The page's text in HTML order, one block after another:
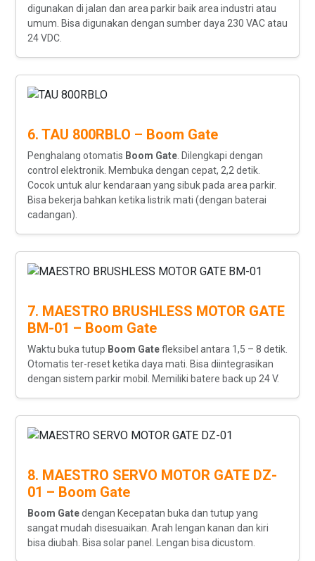
digunakan di jalan dan area parkir baik area industri atau
umum. Bisa digunakan dengan sumber daya 230 VAC atau
24 VDC.
6. TAU 800RBLO – Boom Gate
Penghalang otomatis Boom Gate . Dilengkapi dengan
control elektronik. Membuka dengan cepat, 2,2 detik.
Cocok untuk alur kendaraan yang sibuk pada area parkir.
Bisa bekerja bahkan ketika listrik mati (dengan baterai
cadangan).
7. MAESTRO BRUSHLESS MOTOR GATE
BM-01 – Boom Gate
Waktu buka tutup Boom Gatefleksibel antara 1,5 – 8 detik.
Otomatis ter-reset ketika daya mati. Bisa diintegrasikan
dengan sistem parkir mobil. Memiliki batere back up 24 V.
8. MAESTRO SERVO MOTOR GATE DZ-
01 – Boom Gate
Boom Gatedengan Kecepatan buka dan tutup yang
sangat mudah disesuaikan. Arah lengan kanan dan kiri
bisa diubah. Bisa solar panel. Lengan bisa dicustom.